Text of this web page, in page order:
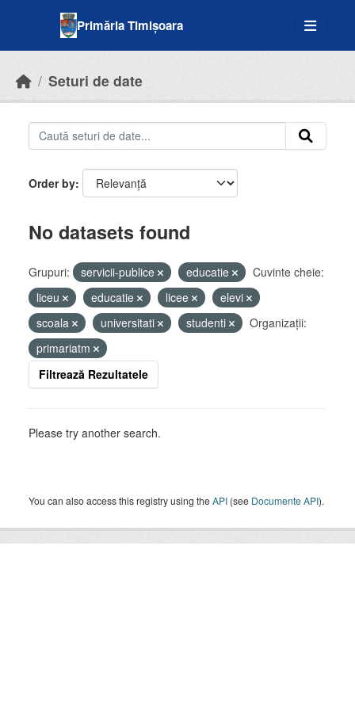
Primăria Timișoara
Seturi de date
Order by
No datasets found
Grupuri: servicii-publice educatie
Cuvinte cheie:
liceu
educatie licee
elevi
scoala
universitati studenti
Organizații:
primariatm
Filtrează Rezultatele
Please try another search.
You can also access this registry using theAPI (see Documente API).